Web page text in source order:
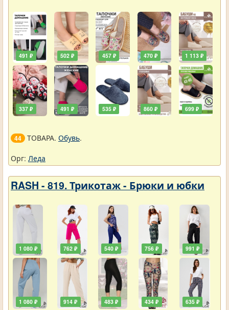
491 ₽
337 ₽
502 ₽
491 ₽
457 ₽
535 ₽
470 ₽
860 ₽
1 113 ₽
699 ₽
44 ТОВАРА. Обувь.
Орг: Леда
RASH - 819. Трикотаж - Брюки и юбки
1 080 ₽
1 080 ₽
762 ₽
914 ₽
540 ₽
483 ₽
756 ₽
434 ₽
991 ₽
635 ₽